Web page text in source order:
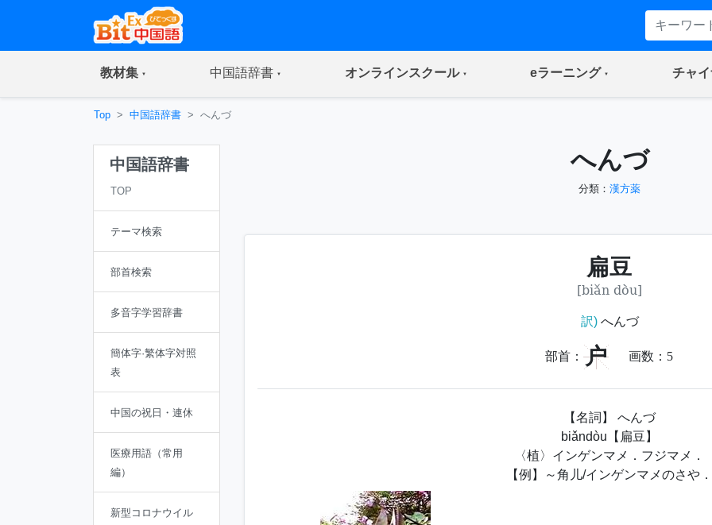
教材集(current) 中国語辞書(current) オンラインスクール(current) eラーニング(current) チャ
Top 中国語辞書 へんづ
中国語辞書
TOP
テーマ検索
部首検索
多音字学習辞書
簡体字·繁体字対照
表
中国の祝日・連休
医療用語（常用
編）
新型コロナウイル
へんづ
分類： 漢方薬
扁豆
[biǎn dòu]
訳)へんづ
部首： 户 画数： 5
【名詞】 へんづ
biǎndòu【扁豆】
〈植〉インゲンマメ．フジマメ．
【例】～角儿/インゲンマメのさや．